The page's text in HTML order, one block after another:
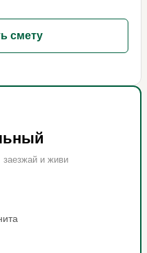
смету
заезжай и живи